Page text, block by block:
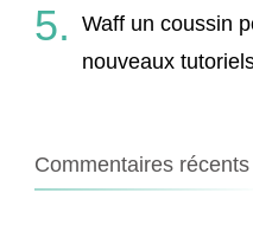
Waff un coussin
nouveaux
Commentaires récents